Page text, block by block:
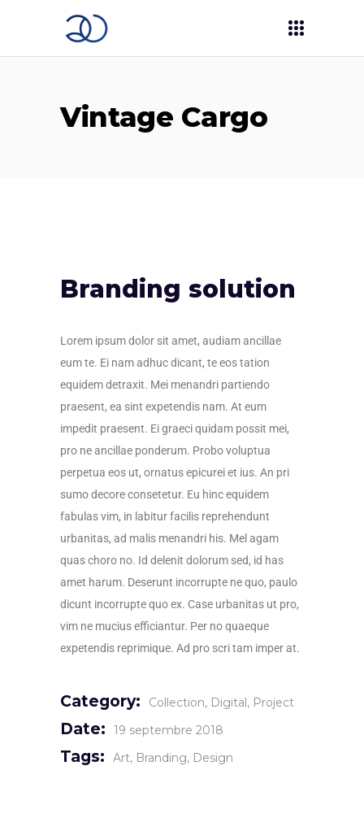
Vintage Cargo
Branding solution
Lorem ipsum dolor sit amet, audiam ancillae
eum te. Ei nam adhuc dicant, te eos tation
equidem detraxit. Mei menandri partiendo
praesent, ea sint expetendis nam. At eum
impedit praesent. Ei graeci quidam possit mei,
pro ne ancillae ponderum. Probo voluptua
perpetua eos ut, ornatus epicurei et ius. An pri
sumo decore consetetur. Eu hinc equidem
fabulas vim, in labitur facilis reprehendunt
urbanitas, ad malis menandri his. Mel agam
quas choro no. Id delenit dolorum sed, id has
amet harum. Deserunt incorrupte ne quo, paulo
dicunt incorrupte quo ex. Case urbanitas ut pro,
vim ne mucius efficiantur. Per no quaeque
expetendis reprimique. Ad pro scri tam imper at.
Category: Collection Digital Project
Date: 19 septembre 2018
Tags: Art Branding Design